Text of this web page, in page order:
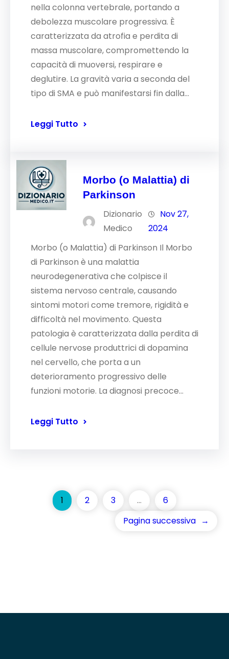
nella colonna vertebrale, portando a
debolezza muscolare progressiva. È
caratterizzata da atrofia e perdita di
massa muscolare, compromettendo la
capacità di muoversi, respirare e
deglutire. La gravità varia a seconda del
tipo di SMA e può manifestarsi fin dalla…
Leggi Tutto
Morbo (o Malattia) di
Parkinson
Dizionario
Medico
Nov 27,
2024
Morbo (o Malattia) di Parkinson Il Morbo
di Parkinson è una malattia
neurodegenerativa che colpisce il
sistema nervoso centrale, causando
sintomi motori come tremore, rigidità e
difficoltà nel movimento. Questa
patologia è caratterizzata dalla perdita di
cellule nervose produttrici di dopamina
nel cervello, che porta a un
deterioramento progressivo delle
funzioni motorie. La diagnosi precoce…
Leggi Tutto
1 2 3 …
6
Pagina successiva →